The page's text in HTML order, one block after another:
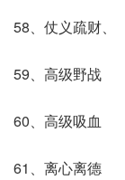
58、仗义疏财、
59、高级野战
60、高级吸血
61、离心离德